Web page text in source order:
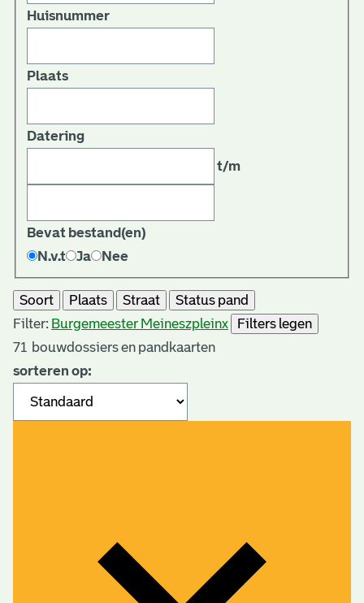
Huisnummer
Plaats
Datering
t/m
Bevat bestand(en)
N.v.t
Ja Nee
Soort Plaats Straat
Status pand
Filter: Burgemeester Meineszpleinx
Filters legen
71 bouwdossiers en pandkaarten
sorteren op: